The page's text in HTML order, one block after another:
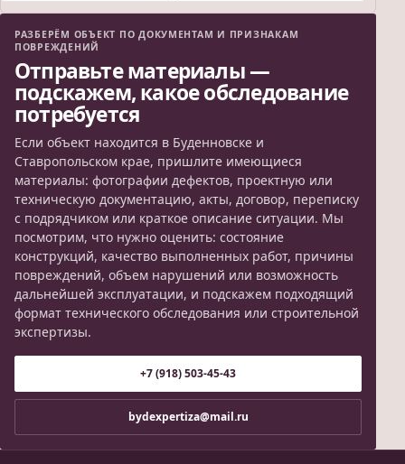
РАЗБЕРЁМ ОБЪЕКТ ПО ДОКУМЕНТАМ И ПРИЗНАКАМ
ПОВРЕЖДЕНИЙ
Отправьте материалы —
подскажем, какое обследование
потребуется
Если объект находится в Буденновске и
Ставропольском крае, пришлите имеющиеся
материалы: фотографии дефектов, проектную или
техническую документацию, акты, договор, переписку
с подрядчиком или краткое описание ситуации. Мы
посмотрим, что нужно оценить: состояние
конструкций, качество выполненных работ, причины
повреждений, объем нарушений или возможность
дальнейшей эксплуатации, и подскажем подходящий
формат технического обследования или строительной
экспертизы.
+7 (918) 503-45-43
bydexpertiza@mail.ru